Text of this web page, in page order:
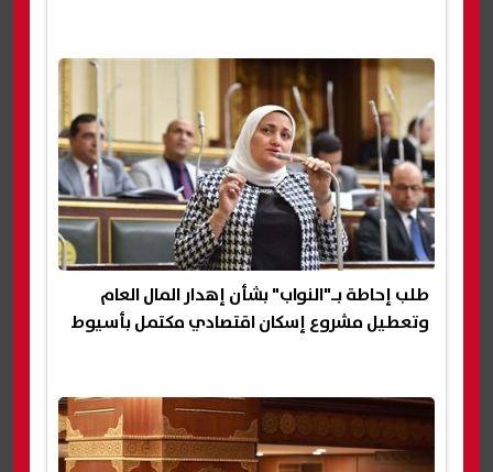
طلب إحاطة بـ"النواب" بشأن إهدار المال العام
وتعطيل مشروع إسكان اقتصادي مكتمل بأسيوط